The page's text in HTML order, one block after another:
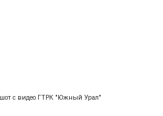
с видео ГТРК "Южный Урал"